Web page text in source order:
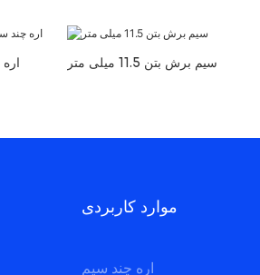
سیم برش بتن 11.5 میلی متر
موارد کاربردی
اره چند سیم